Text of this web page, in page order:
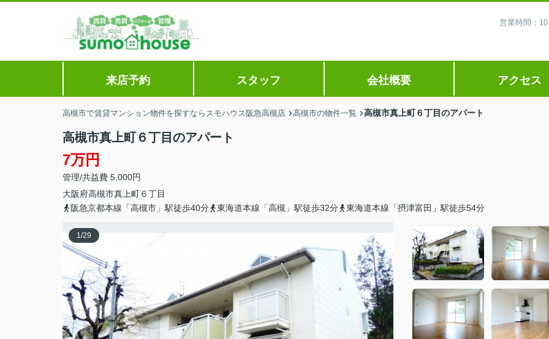
営業時間：
来店予約 スタッフ 会社概要 アクセス
高槻市で賃貸マンション物件を探すならスモハウス阪急高槻店 高槻市の物件一覧 高槻市真上町６丁目のアパート
高槻市真上町６丁目のアパート
7万円
管理/共益費 5,000円
大阪府高槻市真上町６丁目
阪急京都本線「高槻市」駅徒歩40分
東海道本線「高槻」駅徒歩32分 東海道本線「摂津富田」駅徒歩54分
1/29